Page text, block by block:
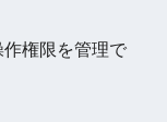
権限を管理で